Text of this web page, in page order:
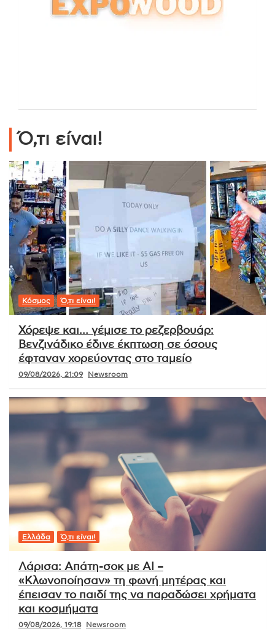
Ό,τι είναι!
Κόσμος Ό,τι είναι!
Χόρεψε και… γέμισε το ρεζερβουάρ:
Βενζινάδικο έδινε έκπτωση σε όσους
έφταναν χορεύοντας στο ταμείο
09/08/2026, 21:09 Newsroom
Ελλάδα Ό,τι είναι!
Λάρισα: Απάτη-σοκ με AI –
«Κλωνοποίησαν» τη φωνή μητέρας και
έπεισαν το παιδί της να παραδώσει χρήματα
και κοσμήματα
09/08/2026, 19:18 Newsroom